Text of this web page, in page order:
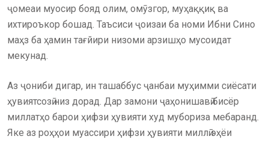
ҷомеаи муосир бояд олим, омӯзгор, муҳаққиқ ва
ихтироъкор бошад. Таъсиси ҷоизаи ба номи Ибни Сино
маҳз ба ҳамин тағйири низоми арзишҳо мусоидат
мекунад.
Аз ҷониби дигар, ин ташаббус ҷанбаи муҳимми сиёсати
ҳувиятсозӣ низ дорад. Дар замони ҷаҳонишавӣ бисёр
миллатҳо барои ҳифзи ҳувияти худ мубориза мебаранд.
Яке аз роҳҳои муассири ҳифзи ҳувияти миллӣ эҳёи